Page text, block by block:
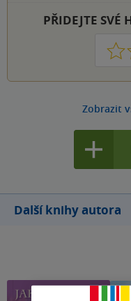
PŘIDEJTE
1 2
Zobrazit
Další knihy autora